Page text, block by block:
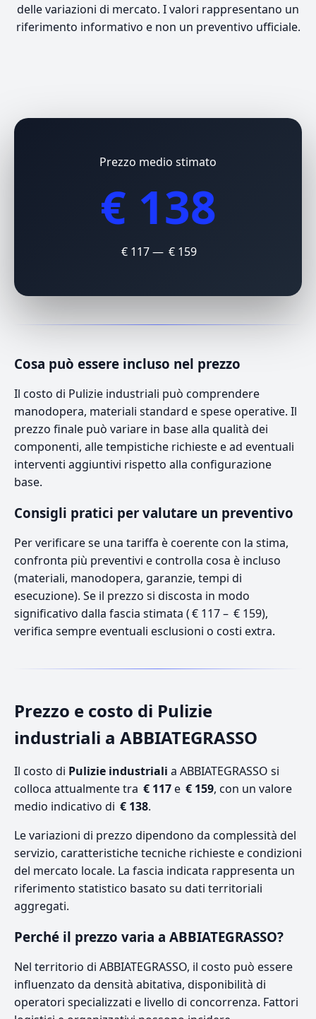
delle variazioni di mercato. I valori rappresentano un
riferimento informativo e non un preventivo ufficiale.
Prezzo medio stimato
€ 138
€ 117 — € 159
Cosa può essere incluso nel prezzo
Il costo di Pulizie industriali può comprendere
manodopera, materiali standard e spese operative. Il
prezzo finale può variare in base alla qualità dei
componenti, alle tempistiche richieste e ad eventuali
interventi aggiuntivi rispetto alla configurazione
base.
Consigli pratici per valutare un preventivo
Per verificare se una tariffa è coerente con la stima,
confronta più preventivi e controlla cosa è incluso
(materiali, manodopera, garanzie, tempi di
esecuzione). Se il prezzo si discosta in modo
significativo dalla fascia stimata ( € 117 – € 159),
verifica sempre eventuali esclusioni o costi extra.
Prezzo e costo di Pulizie
industriali a ABBIATEGRASSO
Il costo di Pulizie industriali a ABBIATEGRASSO si
colloca attualmente tra € 117e € 159, con un valore
medio indicativo di € 138.
Le variazioni di prezzo dipendono da complessità del
servizio, caratteristiche tecniche richieste e condizioni
del mercato locale. La fascia indicata rappresenta un
riferimento statistico basato su dati territoriali
aggregati.
Perché il prezzo varia a ABBIATEGRASSO?
Nel territorio di ABBIATEGRASSO, il costo può essere
influenzato da densità abitativa, disponibilità di
operatori specializzati e livello di concorrenza. Fattori